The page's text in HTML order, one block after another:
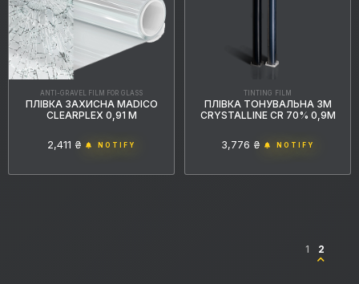
ANTI-GRAVEL FILM FOR GLASS
ПЛІВКА ЗАХИСНА MADICO
CLEARPLEX 0,91 М
2,411 ₴ NOTIFY
TINTING FILM
ПЛІВКА ТОНУВАЛЬНА 3M
CRYSTALLINE CR 70% 0,9М
3,776 ₴ NOTIFY
1 2